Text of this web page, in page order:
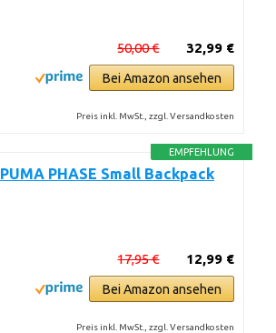
32,99 €
50,00 €
Bei Amazon ansehen
Preis inkl. MwSt., zzgl. Versandkosten
EMPFEHLUNG
PUMA PHASE Small Backpack
12,99 €
17,95 €
Bei Amazon ansehen
Preis inkl. MwSt., zzgl. Versandkosten